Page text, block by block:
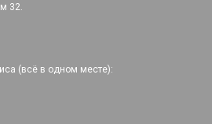
32.
(всё в одном месте):